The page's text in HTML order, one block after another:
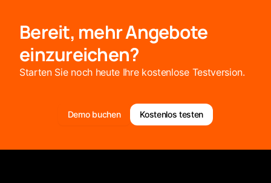
Bereit, mehr Angebote
einzureichen?
Starten Sie noch heute Ihre kostenlose Testversion.
Demo buchen Kostenlos testen